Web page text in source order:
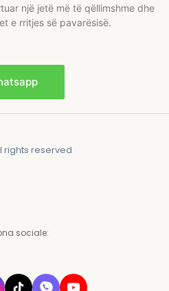
një jetë më të qëllimshme dhe
e rritjes së pavarësisë.
rights reserved
sociale: